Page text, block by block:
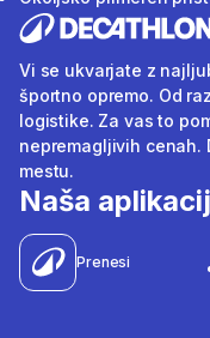
Vi se ukvarjate z
športno opremo. Od
logistike. Za vas to
nepremagljivih cenah.
mestu.
Naša
Prenesi